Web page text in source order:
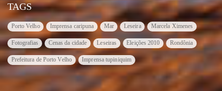
TAGS
Porto Velho Imprensa caripuna Mar Leseira Marcela Ximenes
Fotografias Cenas da cidade Leseiras Eleições 2010 Rondônia
Prefeitura de Porto Velho Imprensa tupiniquim